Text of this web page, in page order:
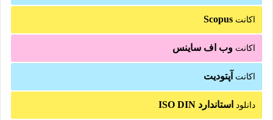
اکانت Scopus
اکانت وب اف ساینس
اکانت آپتودیت
دانلود استاندارد ISO DIN